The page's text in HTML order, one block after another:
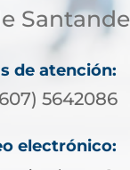
de atención:
5642086
electrónico: